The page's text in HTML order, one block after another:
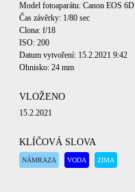
Model fotoaparátu: Canon EOS 6D
Čas závěrky: 1/80 sec
Clona: f/18
ISO: 200
Datum vytvoření: 15.2.2021 9:42
Ohnisko: 24 mm
VLOŽENO
15.2.2021
KLÍČOVÁ SLOVA
NÁMRAZA VODA ZIMA